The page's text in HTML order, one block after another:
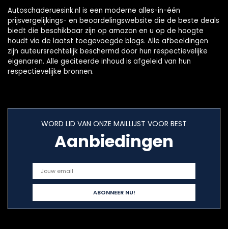
Autoschaderuesink.nl is een moderne alles-in-één
prijsvergelijkings- en beoordelingswebsite die de beste deals
biedt die beschikbaar zijn op amazon en u op de hoogte
houdt via de laatst toegevoegde blogs. Alle afbeeldingen
zijn auteursrechtelijk beschermd door hun respectievelijke
eigenaren. Alle geciteerde inhoud is afgeleid van hun
respectievelijke bronnen.
WORD LID VAN ONZE MAILLIJST VOOR BEST
Aanbiedingen